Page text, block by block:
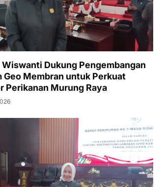
Dukung Pengembangan
Geo Membran untuk Perkuat
Perikanan Murung Raya